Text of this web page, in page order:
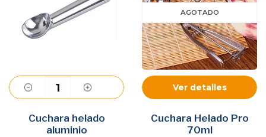
Agregar
Cuchara helado
aluminio
Ver detalles
AGOTADO
Cuchara Helado Pro
70ml